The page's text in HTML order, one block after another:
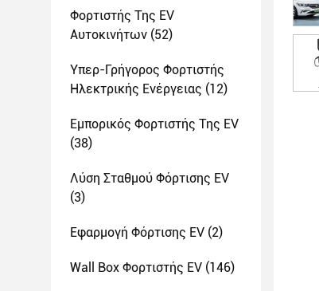
Φορτιστής Της EV
Αυτοκινήτων (52)
Υπερ-Γρήγορος Φορτιστής
Ηλεκτρικής Ενέργειας (12)
Εμπορικός Φορτιστής Της EV
(38)
Λύση Σταθμού Φόρτισης EV
(3)
Εφαρμογή Φόρτισης EV (2)
Wall Box Φορτιστής EV (146)